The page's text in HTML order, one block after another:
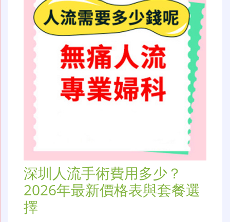
深圳人流手術費用多少？
2026年最新價格表與套餐選
擇